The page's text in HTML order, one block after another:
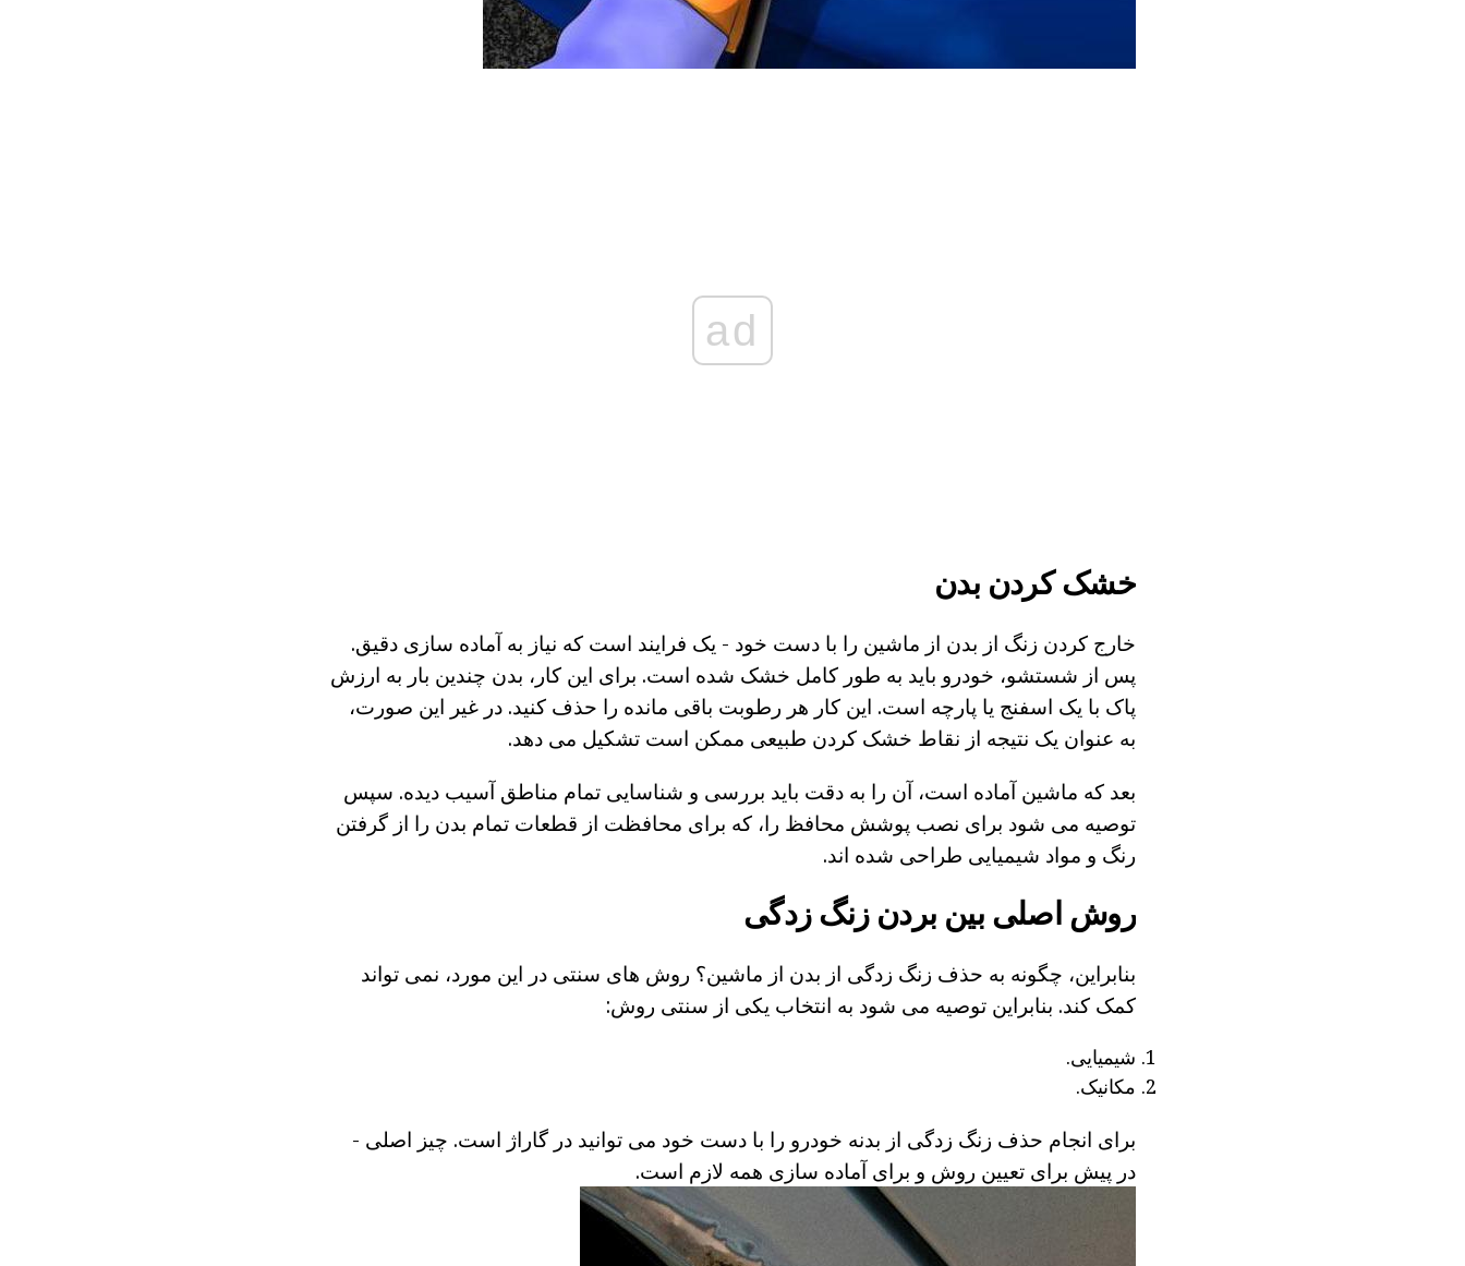
ad
خشک کردن بدن
خارج کردن زنگ از بدن از ماشین را با دست خود - یک فرایند است که نیاز به آماده سازی دقیق.
پس از شستشو، خودرو باید به طور کامل خشک شده است. برای این کار، بدن چندین بار به ارزش
پاک با یک اسفنج یا پارچه است. این کار هر رطوبت باقی مانده را حذف کنید. در غیر این صورت،
به عنوان یک نتیجه از نقاط خشک کردن طبیعی ممکن است تشکیل می دهد.
بعد که ماشین آماده است، آن را به دقت باید بررسی و شناسایی تمام مناطق آسیب دیده. سپس
توصیه می شود برای نصب پوشش محافظ را، که برای محافظت از قطعات تمام بدن را از گرفتن
رنگ و مواد شیمیایی طراحی شده اند.
روش اصلی بین بردن زنگ زدگی
بنابراین، چگونه به حذف زنگ زدگی از بدن از ماشین؟ روش های سنتی در این مورد، نمی تواند
کمک کند. بنابراین توصیه می شود به انتخاب یکی از سنتی روش:
شیمیایی.
مکانیک.
برای انجام حذف زنگ زدگی از بدنه خودرو را با دست خود می توانید در گاراژ است. چیز اصلی -
در پیش برای تعیین روش و برای آماده سازی همه لازم است.